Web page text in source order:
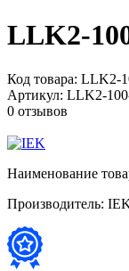
LLK2-
Код товара: LLK2-
Артикул: LLK2-
0 отзывов
Наименование
Производитель: